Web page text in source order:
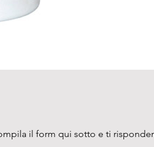
il form qui sotto e ti